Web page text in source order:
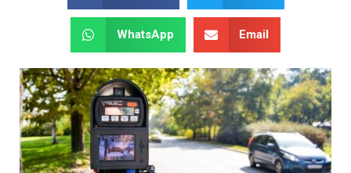
WhatsApp Email